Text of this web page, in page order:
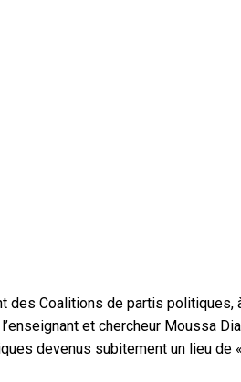
des Coalitions de partis politiques,
l’enseignant et chercheur Moussa
devenus subitement un lieu de